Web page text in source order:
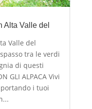
Alta Valle del
Valle del
tra le verdi
di questi
GLI ALPACA Vivi
i tuoi